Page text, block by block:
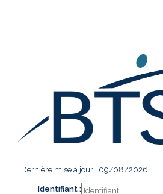
Dernière mise à jour : 09/08/2026
Identifiant :